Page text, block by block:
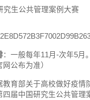
究生公共管理案例大赛
：一般每年11月-次年5月
公布为准）
教育部关于高校做好疫情
四届中国研究生公共管理